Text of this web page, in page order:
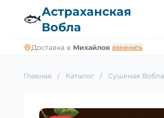
🐟Астраханская
Вобла
Доставка в Михайлов изменить
Главная / Каталог / Сушёная Вобла